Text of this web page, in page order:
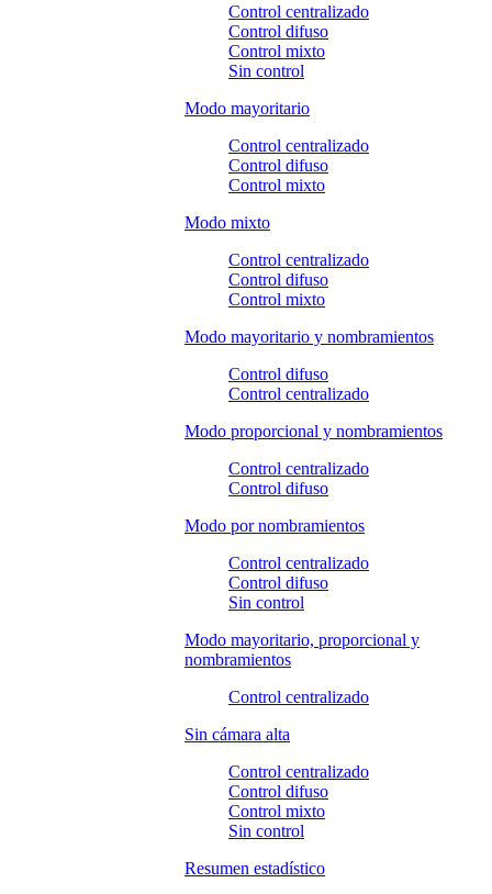
Control centralizado
Control difuso
Control mixto
Sin control
Modo mayoritario
Control centralizado
Control difuso
Control mixto
Modo mixto
Control centralizado
Control difuso
Control mixto
Modo mayoritario y nombramientos
Control difuso
Control centralizado
Modo proporcional y nombramientos
Control centralizado
Control difuso
Modo por nombramientos
Control centralizado
Control difuso
Sin control
Modo mayoritario, proporcional y
nombramientos
Control centralizado
Sin cámara alta
Control centralizado
Control difuso
Control mixto
Sin control
Resumen estadístico